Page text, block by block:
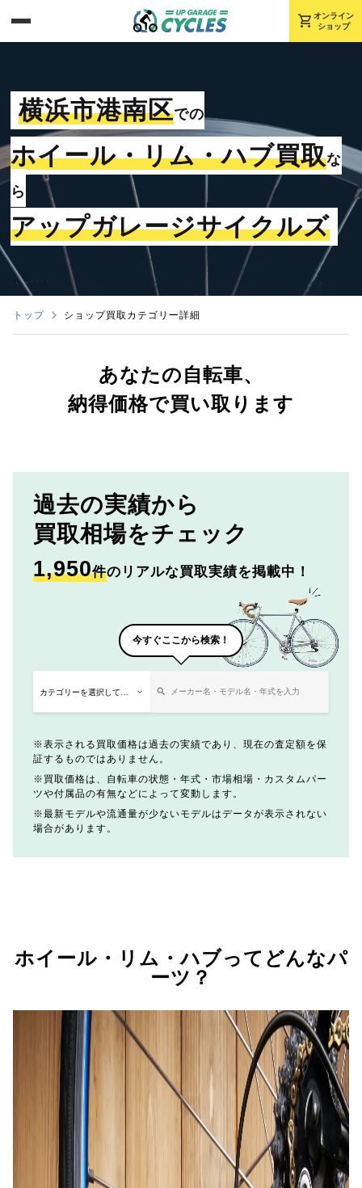
shopping_cart オンライン
ショップ
横浜市港南区での
ホイール・リム・ハブ買取な
ら
アップガレージサイクルズ
トップ ショップ買取カテゴリー詳細
あなたの自転車、
納得価格で買い取ります
過去の実績から
買取相場をチェック
1,950件のリアルな買取実績を掲載中！
今すぐここから検索！
表示される買取価格は過去の実績であり、現在の査定額を保
証するものではありません。
買取価格は、自転車の状態・年式・市場相場・カスタムパー
ツや付属品の有無などによって変動します。
最新モデルや流通量が少ないモデルはデータが表示されない
場合があります。
ホイール・リム・ハブってどんなパ
ーツ？